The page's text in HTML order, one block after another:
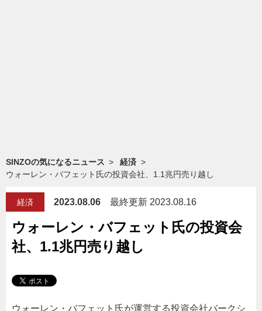
SINZOの気になるニュース
経済
ウォーレン・バフェット氏の投資会社、1.1兆円売り越し
経済 2023.08.06 最終更新 2023.08.16
ウォーレン・バフェット氏の投資会
社、1.1兆円売り越し
ウォーレン・バフェット氏が運営する投資会社バークシ